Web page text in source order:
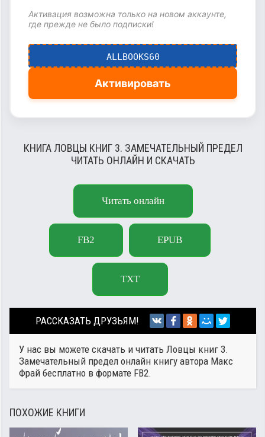
Активация возможна только на новом аккаунте,
где прежде не было подписки!
ALLBOOKS60
Активировать
КНИГА ЛОВЦЫ КНИГ 3. ЗАМЕЧАТЕЛЬНЫЙ ПРЕДЕЛ
ЧИТАТЬ ОНЛАЙН И СКАЧАТЬ
Читать онлайн
FB2 EPUB
TXT
РАССКАЗАТЬ ДРУЗЬЯМ!
У нас вы можете скачать и читать Ловцы книг 3.
Замечательный предел онлайн книгу автора Макс
Фрай бесплатно в формате FB2.
ПОХОЖИЕ КНИГИ